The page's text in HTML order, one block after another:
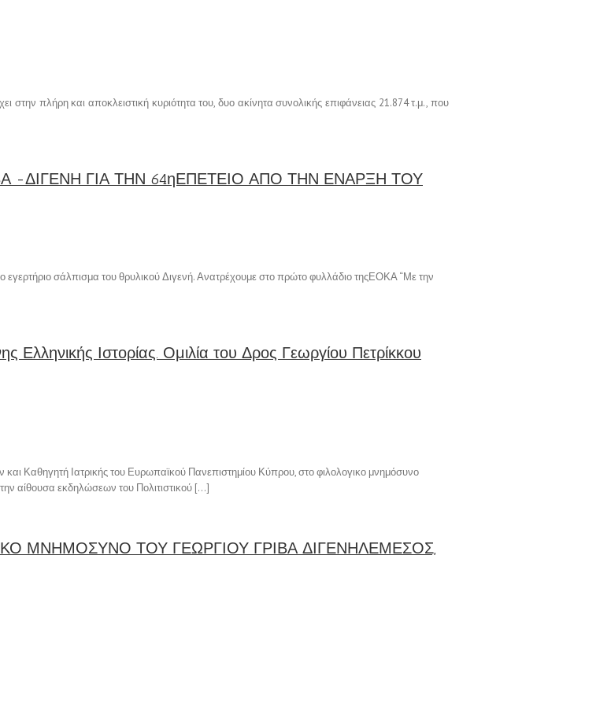
πλήρη και αποκλειστική κυριότητα του, δυο ακίνητα συνολικής επιφάνειας 21.874 τ.μ., που
-ΔΙΓΕΝΗ ΓΙΑ ΤΗΝ 64ηΕΠΕΤΕΙΟ ΑΠΟ ΤΗΝ ΕΝΑΡΞΗ ΤΟΥ
σάλπισμα του θρυλικού Διγενή. Ανατρέχουμε στο πρώτο φυλλάδιο τηςΕΟΚΑ “Με την
Ελληνικής Ιστορίας. Ομιλία του Δρος Γεωργίου Πετρίκκου
Καθηγητή Ιατρικής του Ευρωπαϊκού Πανεπιστημίου Κύπρου, στο φιλολογικο μνημόσυνο
αίθουσα εκδηλώσεων του Πολιτιστικού […]
ΜΝΗΜΟΣΥΝΟ ΤΟΥ ΓΕΩΡΓΙΟΥ ΓΡΙΒΑ ΔΙΓΕΝΗΛΕΜΕΣΟΣ,